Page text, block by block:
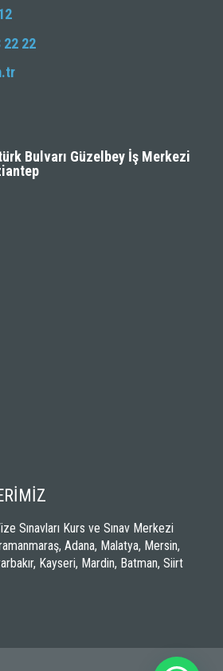
22 22
Bulvarı Güzelbey İş Merkezi
Sınavları Kurs ve Sınav Merkezi
Adana, Malatya, Mersin,
Kayseri, Mardin, Batman, Siirt